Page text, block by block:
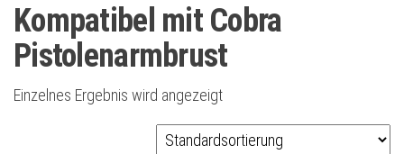
Kompatibel mit Cobra
Pistolenarmbrust
Einzelnes Ergebnis wird angezeigt